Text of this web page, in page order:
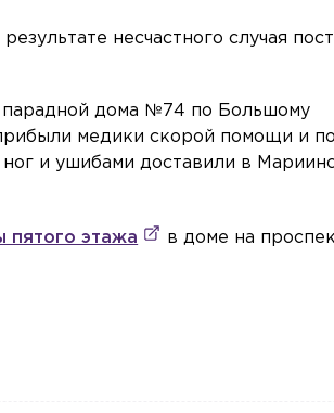
несчастного случая
парадной дома №74 по Большому
медики скорой помощи и
и ушибами доставили в
пятого этажа
в доме на